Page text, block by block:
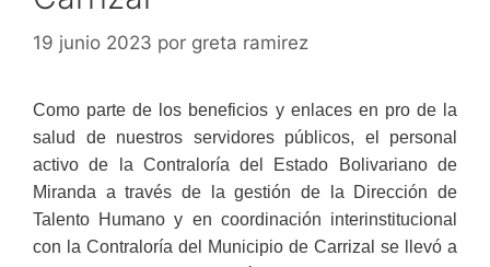
19 junio 2023 por greta ramirez
Como parte de los beneficios y enlaces en pro de la
salud de nuestros servidores públicos, el personal
activo de la Contraloría del Estado Bolivariano de
Miranda a través de la gestión de la Dirección de
Talento Humano y en coordinación interinstitucional
con la Contraloría del Municipio de Carrizal se llevó a